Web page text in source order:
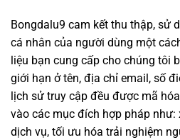
Bongdalu9 cam kết thu thập, sử
cá nhân của người dùng một
liệu bạn cung cấp cho chúng tôi
giới hạn ở tên, địa chỉ email, số
lịch sử truy cập đều được mã
vào các mục đích hợp pháp
dịch vụ, tối ưu hóa trải nghiệm